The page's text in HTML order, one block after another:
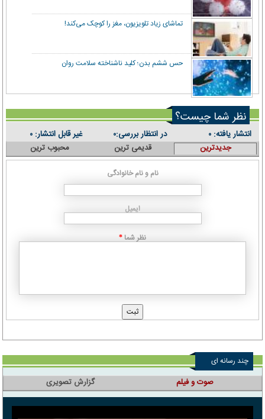
تماشای زیاد تلویزیون، مغز را کوچک می‌کند!
حس ششم بدن؛ کلید ناشناخته سلامت روان
نظر شما چیست؟
انتشار یافته: ۰ در انتظار بررسی:۰ غیر قابل انتشار: ۰
جدیدترین قدیمی ترین محبوب ترین
نام و نام خانوادگی
ایمیل
نظر شما *
چند رسانه ای
صوت و فیلم گزارش تصویری